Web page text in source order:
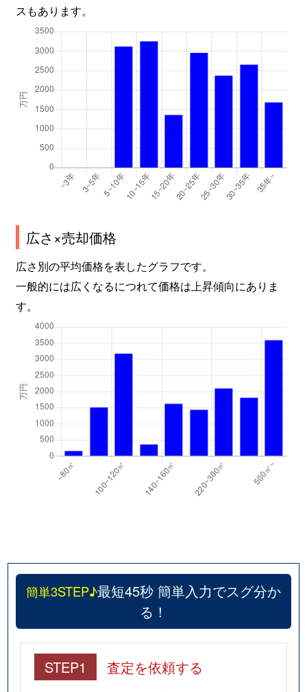
スもあります。
広さ×売却価格
広さ別の平均価格を表したグラフです。
一般的には広くなるにつれて価格は上昇傾向にありま
す。
簡単3STEP♪最短45秒 簡単入力でスグ分か
る！
STEP1 査定を依頼する